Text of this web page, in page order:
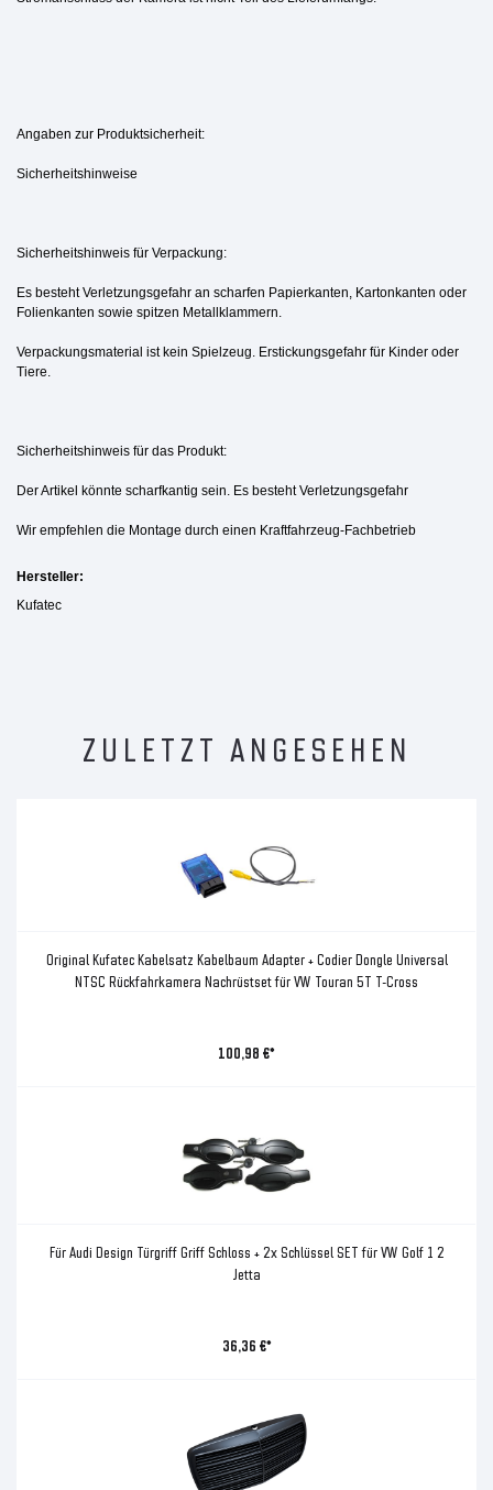
Angaben zur Produktsicherheit:
Sicherheitshinweise
Sicherheitshinweis für Verpackung:
Es besteht Verletzungsgefahr an scharfen Papierkanten, Kartonkanten oder
Folienkanten sowie spitzen Metallklammern.
Verpackungsmaterial ist kein Spielzeug. Erstickungsgefahr für Kinder oder
Tiere.
Sicherheitshinweis für das Produkt:
Der Artikel könnte scharfkantig sein. Es besteht Verletzungsgefahr
Wir empfehlen die Montage durch einen Kraftfahrzeug-Fachbetrieb
Hersteller:
Kufatec
ZULETZT ANGESEHEN
Original Kufatec Kabelsatz Kabelbaum Adapter + Codier Dongle Universal
NTSC Rückfahrkamera Nachrüstset für VW Touran 5T T-Cross
100,98 €*
Für Audi Design Türgriff Griff Schloss + 2x Schlüssel SET für VW Golf 1 2
Jetta
36,36 €*